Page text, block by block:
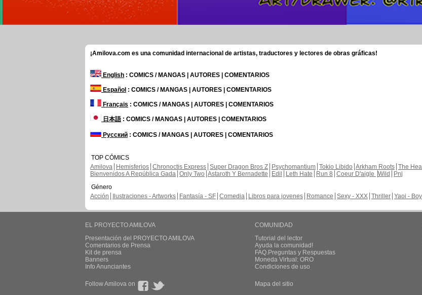
¡Amilova.com es una comunidad internacional de artistas, traductores y lectores de obras gráficas!
English : COMICS / MANGAS | AUTORES | COMENTARIOS
Español : COMICS / MANGAS | AUTORES | COMENTARIOS
Français : COMICS / MANGAS | AUTORES | COMENTARIOS
日本語: COMICS / MANGAS | AUTORES | COMENTARIOS
Русский : COMICS / MANGAS | AUTORES | COMENTARIOS
TOP CÓMICS
Amilova
Hemisferios Chronoctis Express Super Dragon Bros Z Psychomantium Tokio Libido Arkham Roots The
Bienvenidos A República Gada Only Two Astaroth Y Bernadette Edil Leth Hate Run 8 Coeur D'aigle Wild
Pnj
Género
Acción
Ilustraciones - Artworks Fantasía - SF Comedia Libros para jovenes Romance Sexy - XXX Thriller Yaoi -
EL PROYECTO AMILOVA
Presentación del PROYECTO AMILOVA
Comentarios de Prensa
Kit de prensa
Banners
Info Anunciantes
COMUNIDAD
Tutorial del lector
Ayuda la comunidad!
FAQ.Preguntas y Respuestas
Moneda Virtual: ORO
Condiciones de uso
Follow Amilova on Mapa del sitio